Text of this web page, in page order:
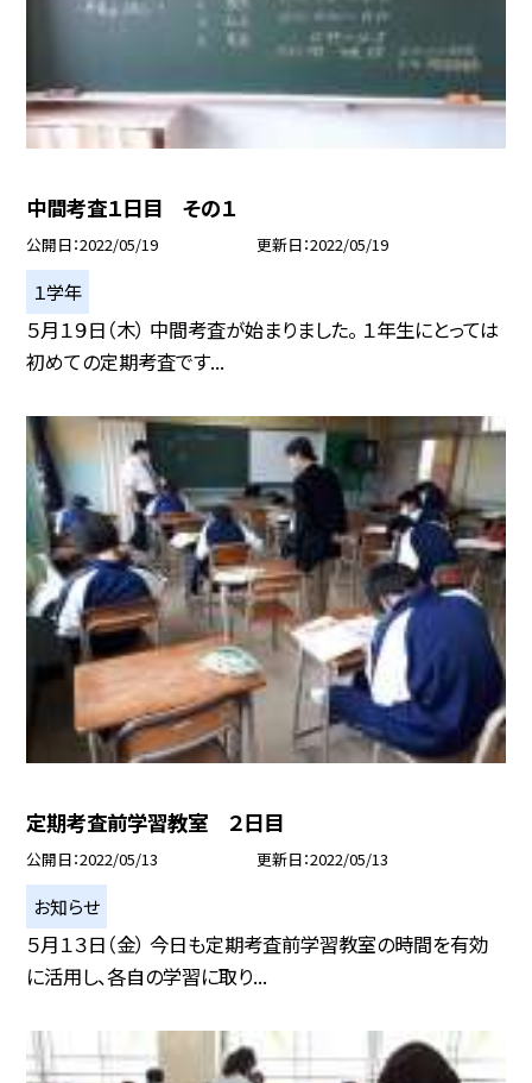
中間考査１日目 その１
公開日 2022/05/19 更新日 2022/05/19
１学年
５月１９日（木） 中間考査が始まりました。 １年生にとっては
初めての定期考査です...
定期考査前学習教室 ２日目
公開日 2022/05/13 更新日 2022/05/13
お知らせ
５月１３日（金） 今日も定期考査前学習教室の時間を有効
に活用し、各自の学習に取り...